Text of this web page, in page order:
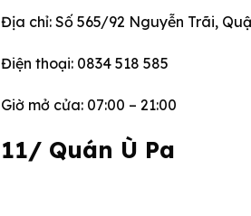
Địa chỉ: Số 565/92 Nguyễn Trãi,
Điện thoại: 0834 518 585
Giờ mở cửa: 07:00 – 21:00
11/ Quán Ù Pa